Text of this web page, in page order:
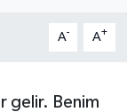
A- A+
gelir. Benim